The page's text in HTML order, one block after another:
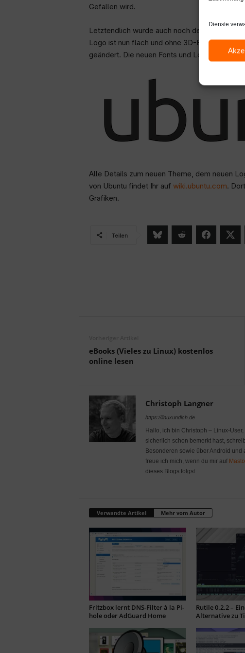
Dienste
Gefallen wird.
Letztendlich wurde auch noch der komplette
Logo ist nun flach und ohne 3D-Effekte.
geändert. Die neuen Fonts und Logos
Alle Details zum neuen Theme, dem neuen
von Ubuntu findet Ihr auf wiki.ubuntu.com.
Grafiken.
Teilen
eBooks (Vieles zu Linux) kostenlos
online lesen
Christoph Langner
https://linuxundich.de
Hallo, ich bin Christoph – Linux-
sicherlich schon bemerkt hast,
Besonderen sowie über Android
freue ich mich, wenn du mir auf
dieses Blogs folgst.
Verwandte Artikel Mehr vom Autor
Fritzbox lernt DNS-Filter à la Pi-
hole oder AdGuard Home
Rutile 0.2.2 –
Alternative zu